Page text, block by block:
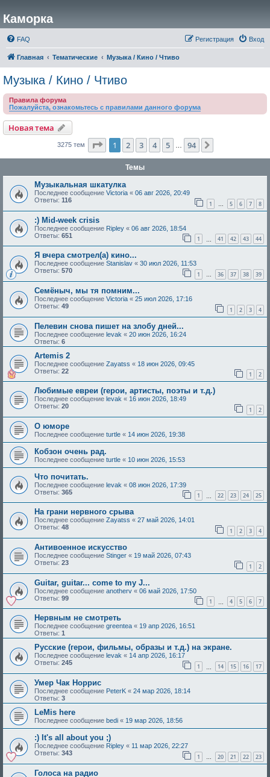
Каморка
FAQ Вход
Регистрация
Главная Тематические Музыка / Кино / Чтиво
Музыка / Кино / Чтиво
Правила форума
Пожалуйста, ознакомьтесь с правилами данного форума
Новая тема
3275 тем Страница из 94
1 2 3 4 5 94
Темы
Музыкальная шкатулка
Последнее сообщение Victoria « 06 авг 2026, 20:49
Ответы: 116 1 … 5 6 7 8
:) Mid-week crisis
Последнее сообщение Ripley « 06 авг 2026, 18:54
Ответы: 651 1 41 42 43 44
Я вчера смотрел(а) кино...
Последнее сообщение Stanislav « 30 июл 2026, 11:53
Ответы: 570 1 … 36 37 38 39
Семёныч, мы тя помним...
Последнее сообщение Victoria « 25 июл 2026, 17:16
Ответы: 49 1 2 3 4
Пелевин снова пишет на злобу дней...
Последнее сообщение levak « 20 июн 2026, 16:24
Ответы: 6
Artemis 2
Последнее сообщение Zayatss « 18 июн 2026, 09:45
Ответы: 22 1 2
Любимые евреи (герои, артисты, поэты и т.д.)
Последнее сообщение levak « 16 июн 2026, 18:49
Ответы: 20 1 2
О юморе
Последнее сообщение turtle « 14 июн 2026, 19:38
Кобзон очень рад.
Последнее сообщение turtle « 10 июн 2026, 15:53
Что почитать.
Последнее сообщение levak « 08 июн 2026, 17:39
Ответы: 365 1 22 23 24 25
На грани нервного срыва
Последнее сообщение Zayatss « 27 май 2026, 14:01
Ответы: 48 1 2 3 4
Антивоенное искусство
Последнее сообщение Stinger « 19 май 2026, 07:43
Ответы: 23 1 2
Guitar, guitar... come to my J...
Последнее сообщение anotherv « 06 май 2026, 17:50
Ответы: 99 1 4 5 6 7
Нервным не смотреть
Последнее сообщение greentea « 19 апр 2026, 16:51
Ответы: 1
Русские (герои, фильмы, образы и т.д.) на экране.
Последнее сообщение levak « 14 апр 2026, 16:17
Ответы: 245 1 14 15 16 17
Умер Чак Норрис
Последнее сообщение PeterK « 24 мар 2026, 18:14
Ответы: 3
LeMis here
Последнее сообщение bedi « 19 мар 2026, 18:56
:) It's all about you ;)
Последнее сообщение Ripley « 11 мар 2026, 22:27
Ответы: 343 1 … 20 21 22 23
Голоса на радио